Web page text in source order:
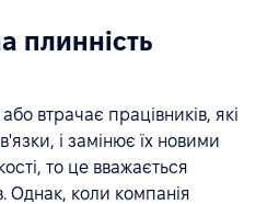
плинність
втрачає працівників, які
і замінює їх новими
то це вважається
Однак, коли компанія